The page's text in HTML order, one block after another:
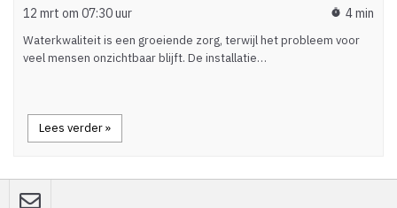
12 mrt om 07:30 uur timer 4 min
Waterkwaliteit is een groeiende zorg, terwijl het probleem voor
veel mensen onzichtbaar blijft. De installatie…
Lees verder »